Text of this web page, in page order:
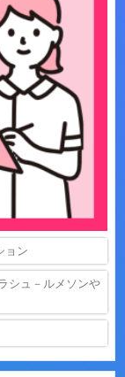
ョン
シュ－ルメソンや